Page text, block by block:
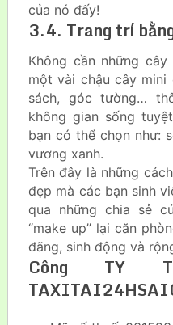
của nó đấy!
3.4. Trang trí
Không cần những
một vài chậu cây
sách, góc tường…
không gian sống
bạn có thể chọn như:
vương xanh.
Trên đây là những
đẹp mà các bạn sinh
qua những chia sẻ
“make up” lại căn
đãng, sinh động và
Công TY